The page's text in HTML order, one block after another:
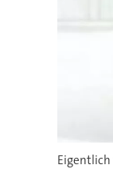
Eigentlich